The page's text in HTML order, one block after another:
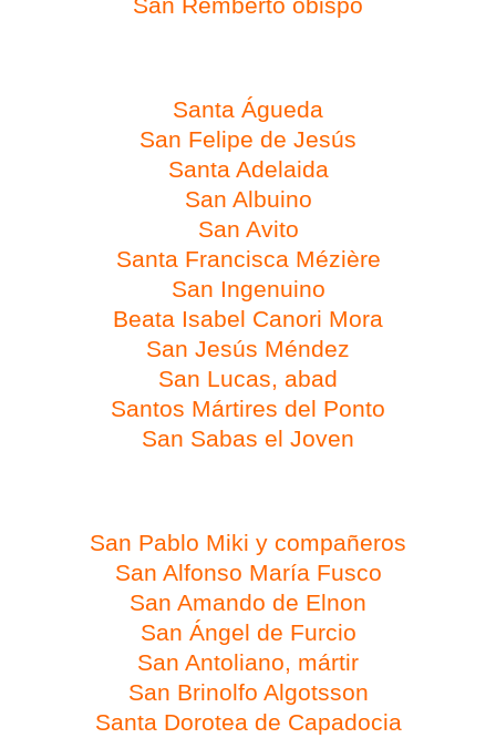
San Remberto obispo
Santa Águeda
San Felipe de Jesús
Santa Adelaida
San Albuino
San Avito
Santa Francisca Mézière
San Ingenuino
Beata Isabel Canori Mora
San Jesús Méndez
San Lucas, abad
Santos Mártires del Ponto
San Sabas el Joven
San Pablo Miki y compañeros
San Alfonso María Fusco
San Amando de Elnon
San Ángel de Furcio
San Antoliano, mártir
San Brinolfo Algotsson
Santa Dorotea de Capadocia